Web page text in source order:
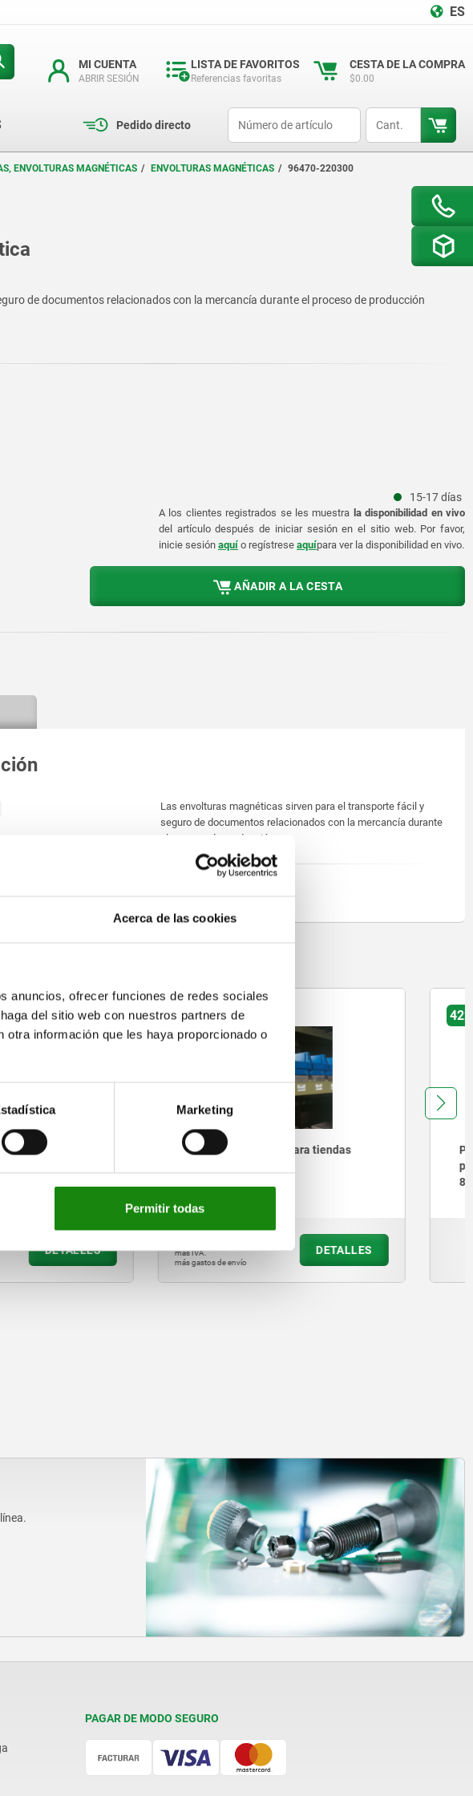
Acerca de las cookies
anuncios, ofrecer funciones de redes sociales
del sitio web con nuestros partners de
información que les haya proporcionado o
Marketing
Permitir todas
ES
MI CUENTA
ABRIR SESIÓN
LISTA DE FAVORITOS
Referencias favoritas
CESTA DE LA COMPRA
$0.00
Pedido directo
ENVOLTURAS MAGNÉTICAS ENVOLTURAS MAGNÉTICAS 96470-220300
de documentos relacionados con la mercancía durante el proceso de producción
15-17 días
A los clientes registrados se les muestra la disponibilidad en vivo
del artículo después de iniciar sesión en el sitio web. Por favor,
inicie sesión aquí o regístrese aquípara ver la disponibilidad en vivo.
AÑADIR A LA CESTA
Las envolturas magnéticas sirven para el transporte fácil y
seguro de documentos relacionados con la mercancía durante
el proceso de producción.
magnéticas para tiendas
de envío
DETALLES
42208
Perno de sujeción UNILOCK con
$3,367.90
más IVA.
más gastos de envío
PAGAR DE MODO SEGURO